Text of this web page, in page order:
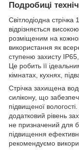
Подробиці
Світлодіодна
відрізняється
розміщеним на
використання як
ступеню захисту IP65,
Це робить її
кімнатах, кухнях,
Стрічка захищена
силікону, що
підвищеної
додатковий рівень
не призначений для
підвищення
рекомендуємо